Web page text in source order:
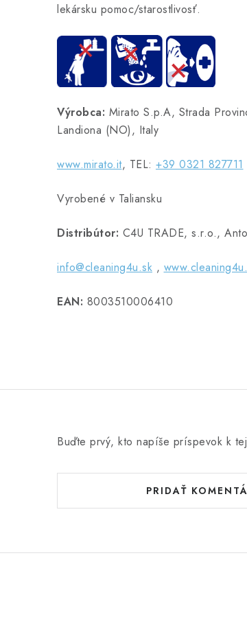
lekársku pomoc/starostlivosť.
Výrobca: Mirato S.p.A, Strada
Landiona (NO), Italy
www.mirato.it, TEL: +39 0321 827711
Vyrobené v Taliansku
Distribútor: C4U TRADE, s.r.o.,
info@cleaning4u.sk ,
EAN: 8003510006410
Buďte prvý, kto napíše príspevok k
PRIDAŤ